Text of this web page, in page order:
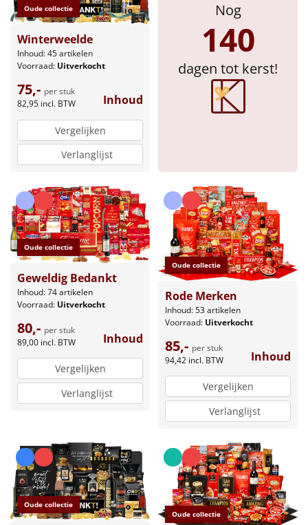
Oude collectie
Winterweelde
Inhoud: 45 artikelen
Voorraad: Uitverkocht
75,- per stuk
82,95 incl. BTW Inhoud
Vergelijken
Verlanglijst
Nog
140
dagen tot kerst!
Oude collectie
Geweldig Bedankt
Inhoud: 74 artikelen
Voorraad: Uitverkocht
80,- per stuk
89,00 incl. BTW Inhoud
Vergelijken
Verlanglijst
Oude collectie
Rode Merken
Inhoud: 53 artikelen
Voorraad: Uitverkocht
85,- per stuk
94,42 incl. BTW Inhoud
Vergelijken
Verlanglijst
Oude collectie
Oude collectie